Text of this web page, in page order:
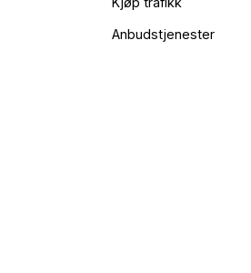
Anbudstjenester